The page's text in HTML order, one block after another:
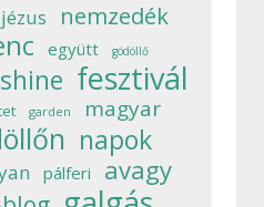
jézus nemzedék
együtt gödöllő
fesztivál
garden magyar
napok
pálferi avagy